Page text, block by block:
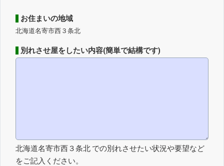
お住まいの地域
北海道名寄市西３条北
別れさせ屋をしたい内容(簡単で結構です)
北海道名寄市西３条北 での別れさせたい状況や要望など
をご記入ください。